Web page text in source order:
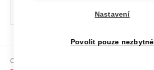
odkaz)
Sociální bezpečí
Copyright © 2026 VUT
Nastavení
Povolit pouze nezbytné